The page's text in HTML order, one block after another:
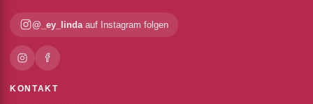
@_ey_linda auf Instagram folgen
KONTAKT